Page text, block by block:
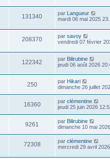
131340 par
Langueur
mardi 06 mai 2025
208370 par savoy
vendredi 07 février
122342 par Bilirubine
jeudi 06 août 2026
250 par Hikari
dimanche 26 juillet
16360 par clémentine
jeudi 25 juin 2026
9261 par Bilirubine
dimanche 10 mai
72308 par clémentine
mercredi 29 avril